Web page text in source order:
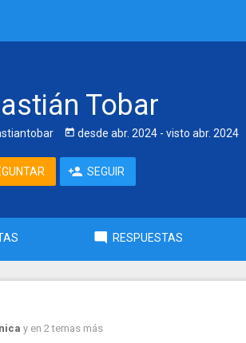
Tobar
desde abr. 2024 - visto abr. 2024
SEGUIR
RESPUESTAS
y en 2 temas más